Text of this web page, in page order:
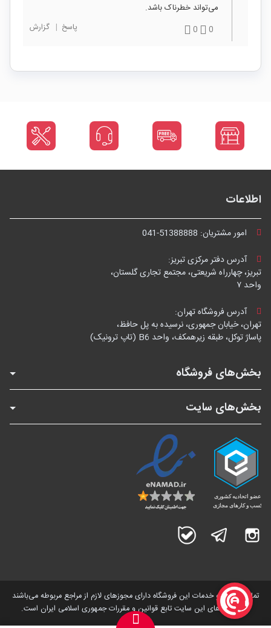
می‌تواند خطرناک باشد.
0
0 پاسخ | گزارش
اطلاعات
امور مشتریان: 041-51388888
آدرس دفتر مرکزی تبریز:
تبریز، چهارراه شریعتی، مجتمع تجاری گلستان،
واحد ۷
آدرس فروشگاه تهران:
تهران، خیابان جمهوری، نرسیده به پل حافظ،
پاساژ توکل، طبقه زیرهمکف، واحد B6 (تاپ ترونیک)
بخش‌های فروشگاه
بخش‌های سایت
اینستاگرام تلگرام
تمامی کالاها و خدمات این فروشگاه دارای مجوز‌های لازم از مراجع مربوطه می‌باشند
و فعالیت های این سایت تابع قوانین و مقررات جمهوری اسلامی ایران است.